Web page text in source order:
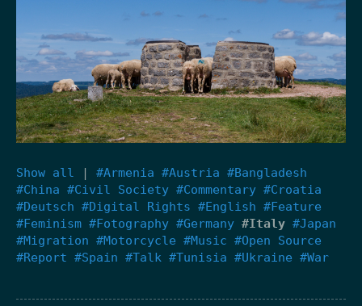
Show all | #Armenia #Austria #Bangladesh
#China #Civil Society #Commentary #Croatia
#Deutsch #Digital Rights #English #Feature
#Feminism #Fotography #Germany #Italy #Japan
#Migration #Motorcycle #Music #Open Source
#Report #Spain #Talk #Tunisia #Ukraine #War